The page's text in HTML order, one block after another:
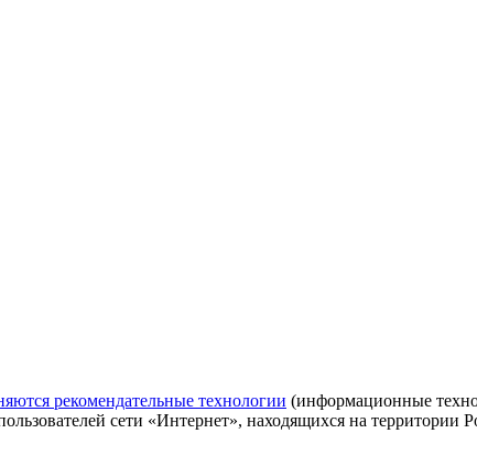
рекомендательные технологии (информационные
сети «Интернет», находящихся на территории